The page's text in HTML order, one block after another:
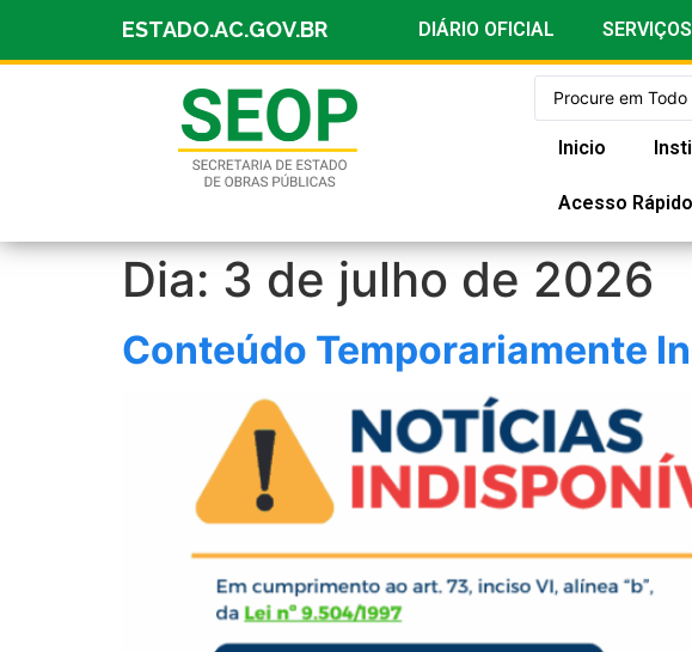
ESTADO.AC.GOV.BR DIÁRIO OFICIAL
Inicio
Acesso Rápido
Dia: 3 de julho de 2026
Conteúdo Temporariamente